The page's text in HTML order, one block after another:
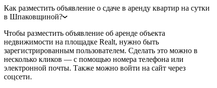
Как разместить объявление о сдаче в аренду квартир на сутки
в Шпаковщиной?
Чтобы разместить объявление об аренде объекта
недвижимости на площадке Realt, нужно быть
зарегистрированным пользователем. Сделать это можно в
несколько кликов — с помощью номера телефона или
электронной почты. Также можно войти на сайт через
соцсети.